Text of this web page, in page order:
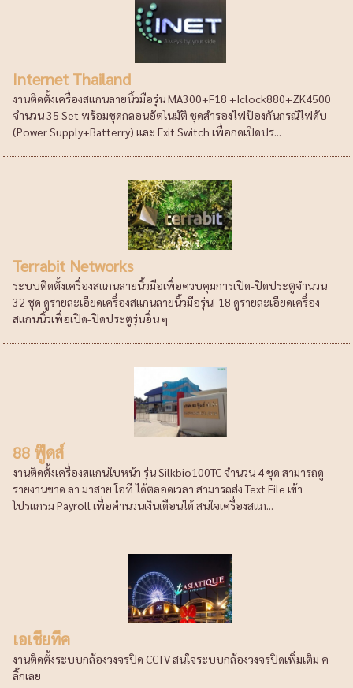
Internet Thailand
งานติดตั้งเครื่องสแกนลายนิ้วมือรุ่น MA300+F18 +Iclock880+ZK4500
จำนวน 35 Set พร้อมชุดกลอนอัตโนมัติ ชุดสำรองไฟป้องกันกรณีไฟดับ
(Power Supply+Batterry) และ Exit Switch เพื่อกดเปิดปร...
Terrabit Networks
ระบบติดตั้งเครื่องสแกนลายนิ้วมือเพื่อควบคุมการเปิด-ปิดประตูจำนวน
32 ชุด ดูรายละเอียดเครื่องสแกนลายนิ้วมือรุ่นF18 ดูรายละเอียดเครื่อง
สแกนนิ้วเพื่อเปิด-ปิดประตูรุ่นอื่น ๆ
88 ฟู๊ดส์
งานติดตั้งเครื่องสแกนใบหน้า รุ่น Silkbio100TC จำนวน 4 ชุด สามารถดู
รายงานขาด ลา มาสาย โอที ได้ตลอดเวลา สามารถส่ง Text File เข้า
โปรแกรม Payroll เพื่อคำนวนเงินเดือนได้ สนใจเครื่องสแก...
เอเชียทีค
งานติดตั้งระบบกล้องวงจรปิด CCTV สนใจระบบกล้องวงจรปิดเพิ่มเติม ค
ลิ๊กเลย